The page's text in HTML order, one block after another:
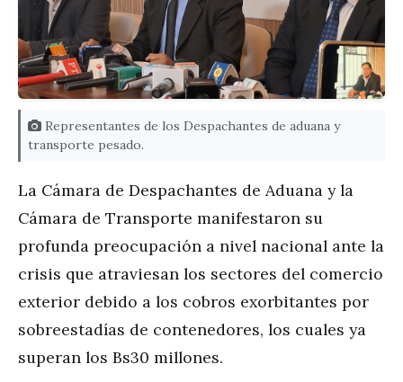
Representantes de los Despachantes de aduana y
transporte pesado.
La Cámara de Despachantes de Aduana y la
Cámara de Transporte manifestaron su
profunda preocupación a nivel nacional ante la
crisis que atraviesan los sectores del comercio
exterior debido a los cobros exorbitantes por
sobreestadías de contenedores, los cuales ya
superan los Bs30 millones.